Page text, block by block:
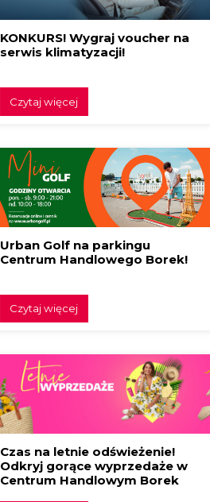
KONKURS! Wygraj voucher na
serwis klimatyzacji!
Czytaj więcej
Urban Golf na parkingu
Centrum Handlowego Borek!
Czytaj więcej
Czas na letnie odświeżenie!
Odkryj gorące wyprzedaże w
Centrum Handlowym Borek